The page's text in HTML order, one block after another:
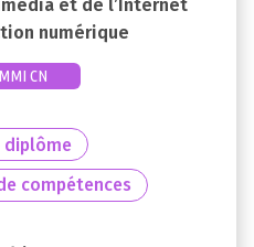
et de l’Internet
numérique
CN
diplôme
compétences